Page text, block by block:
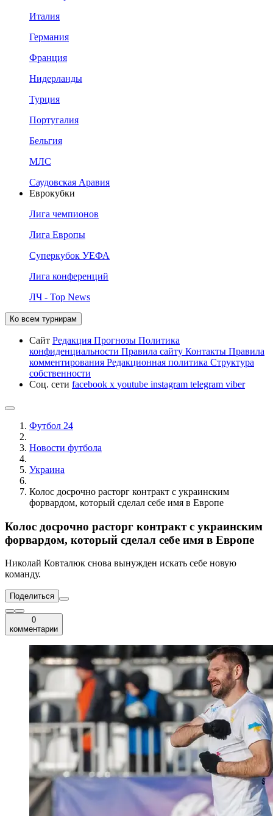
Италия
Германия
Франция
Нидерланды
Турция
Португалия
Бельгия
МЛС
Саудовская Аравия
Еврокубки
Лига чемпионов
Лига Европы
Суперкубок УЕФА
Лига конференций
ЛЧ - Top News
Ко всем турнирам
Сайт Редакция Прогнозы Политика
конфиденциальности Правила сайту Контакты Правила
комментирования Редакционная политика Структура
собственности
Соц. сети facebook x youtube instagram telegram viber
Футбол 24
Новости футбола
Украина
Колос досрочно расторг контракт с украинским
форвардом, который сделал себе имя в Европе
Колос досрочно расторг контракт с украинским
форвардом, который сделал себе имя в Европе
Николай Ковталюк снова вынужден искать себе новую
команду.
Поделиться
0
комментарии